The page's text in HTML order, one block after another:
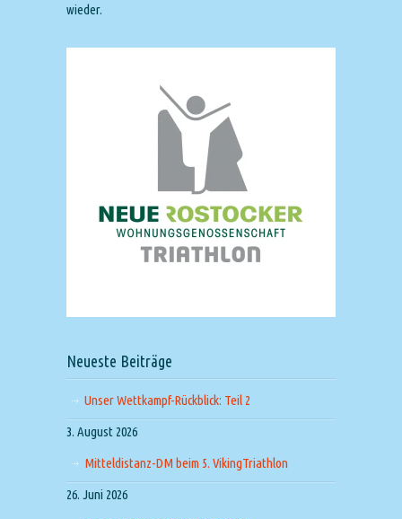
wieder.
Neueste Beiträge
Unser Wettkampf-Rückblick: Teil 2
3. August 2026
Mitteldistanz-DM beim 5. VikingTriathlon
26. Juni 2026